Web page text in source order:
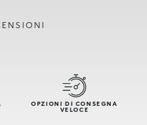
OPZIONI DI CONSEGNA
VELOCE